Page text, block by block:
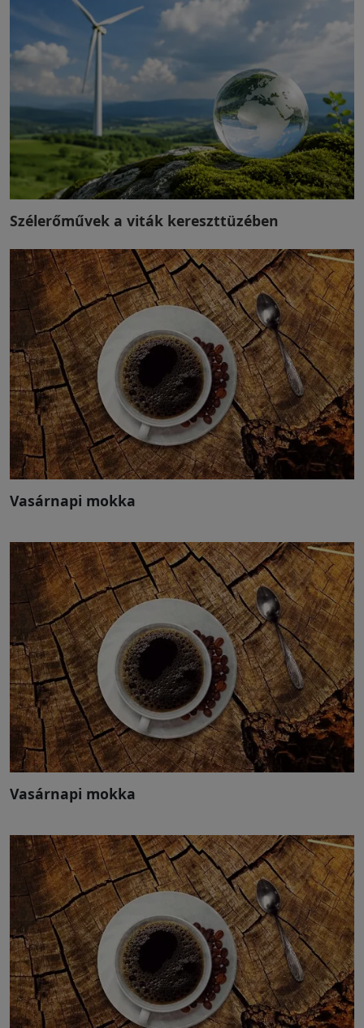
Szélerőművek a viták kereszttüzében
Vasárnapi mokka
Vasárnapi mokka